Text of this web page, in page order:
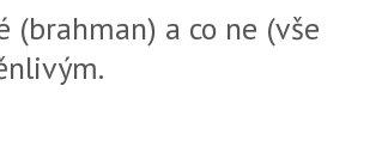
(brahman) a co ne (vše